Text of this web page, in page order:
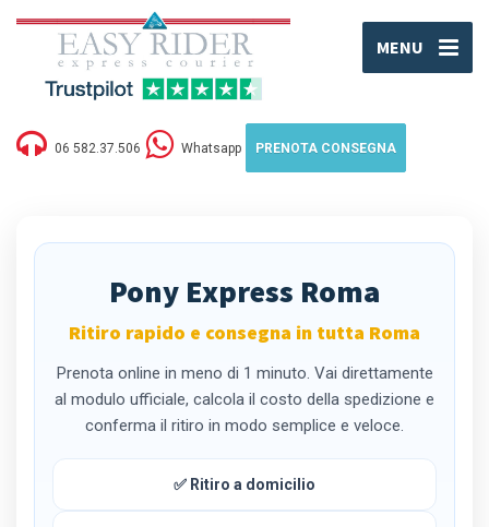
MENU
06 582.37.506 Whatsapp PRENOTA CONSEGNA
Pony Express Roma
Ritiro rapido e consegna in tutta Roma
Prenota online in meno di 1 minuto. Vai direttamente
al modulo ufficiale, calcola il costo della spedizione e
conferma il ritiro in modo semplice e veloce.
✅ Ritiro a domicilio